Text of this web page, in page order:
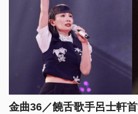
金曲36／饒舌歌手呂士軒